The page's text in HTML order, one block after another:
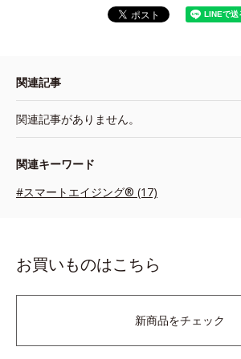
関連記事
関連記事がありません。
関連キーワード
#スマートエイジング® (17)
お買いものはこちら
新商品をチェック